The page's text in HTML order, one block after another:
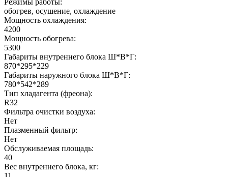
обогрев, осушение, охлаждение
Мощность охлаждения:
4200
Мощность обогрева:
5300
Габариты внутреннего блока Ш*В*Г:
870*295*229
Габариты наружного блока Ш*В*Г:
780*542*289
Тип хладагента (фреона):
R32
Фильтра очистки воздуха:
Нет
Плазменный фильтр:
Нет
Обслуживаемая площадь:
40
Вес внутреннего блока, кг: